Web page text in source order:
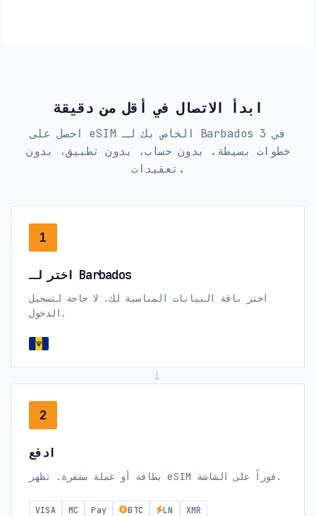
ابدأ الاتصال في أقل من دقيقة
احصل على eSIM الخاص بك لـ Barbados في 3
خطوات بسيطة. بدون حساب، بدون تطبيق، بدون
تعقيدات.
1
اختر لـ Barbados
اختر باقة البيانات المناسبة لك. لا حاجة لتسجيل
الدخول.
→
2
ادفع
بطاقة أو عملة مشفرة. تظهر eSIM فوراً على الشاشة.
VISA MC Pay BTC LN XMR